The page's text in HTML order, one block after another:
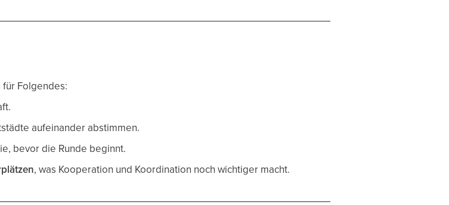
für Folgendes:
aufeinander abstimmen.
bevor die Runde beginnt.
, was Kooperation und Koordination noch wichtiger macht.